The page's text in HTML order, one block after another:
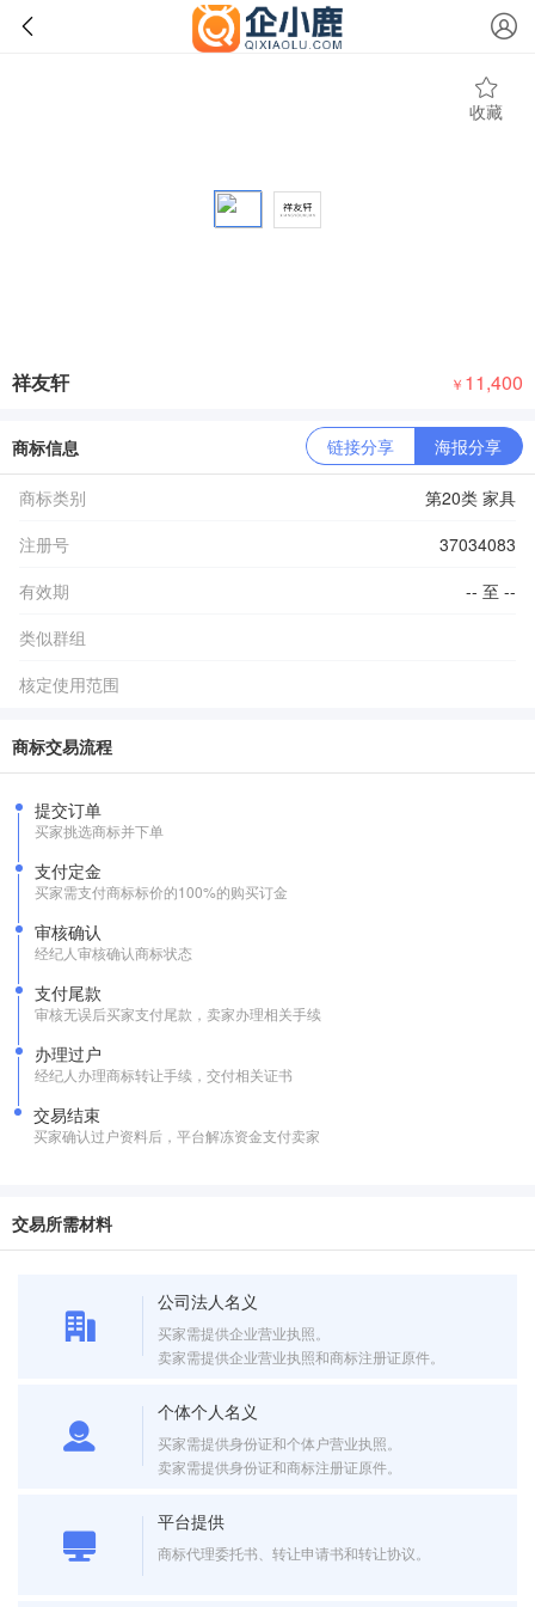
收藏
祥友轩 ￥ 11,400
商标信息 链接分享 海报分享
商标类别
第20类 家具
注册号
37034083
有效期
-- 至 --
类似群组
核定使用范围
商标交易流程
提交订单
买家挑选商标并下单
支付定金
买家需支付商标标价的100%的购买订金
审核确认
经纪人审核确认商标状态
支付尾款
审核无误后买家支付尾款，卖家办理相关手续
办理过户
经纪人办理商标转让手续，交付相关证书
交易结束
买家确认过户资料后，平台解冻资金支付卖家
交易所需材料
公司法人名义
买家需提供企业营业执照。
卖家需提供企业营业执照和商标注册证原件。
个体个人名义
买家需提供身份证和个体户营业执照。
卖家需提供身份证和商标注册证原件。
平台提供
商标代理委托书、转让申请书和转让协议。